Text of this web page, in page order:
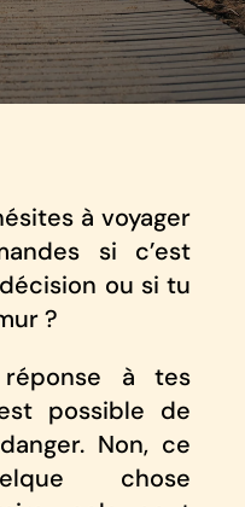
à voyager
si c’est
ou si tu
?
réponse à tes
possible de
Non, ce
chose